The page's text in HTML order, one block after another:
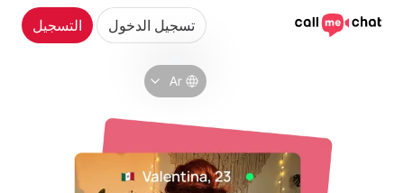
Ar
تسجيل الدخول التسجيل